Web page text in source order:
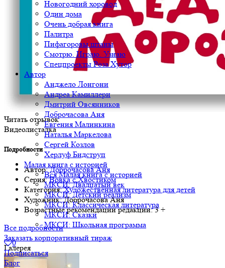
Новогодний хоровод
Один дома
Очень добрая книга
Палитра
Пифагоровы штаны
Смотрю. Играю. Узнаю
Спецпроекты Роза Хутор
Автор
Анджело Лонгони
Андреа Камиллери
Дмитрий Овсянников
Доброчасова Аня
Евгения Малинкина
Наталья Маркелова
Сергей Козлов
Херлуф Бидструп
Малая книга с историей
Вся Малая книга с историей
МКСИ: Двадцатый век
МКСИ: Детский реализм
МКСИ: Классическая литература
МКСИ: Сказки
МКСИ: Школьная программа
0
Подписаться
Блог
Читать отрывок
Видеолисталка
Подробности
Автор: Доброчасова Аня
Серия: Вовка с Хвостиком
Категория: Художественная литература для детей
Художник:Доброчасова Аня
Возрастные рекомендации редакции:3 +
Все подробности
Заказать корпоративный тираж
Галерея